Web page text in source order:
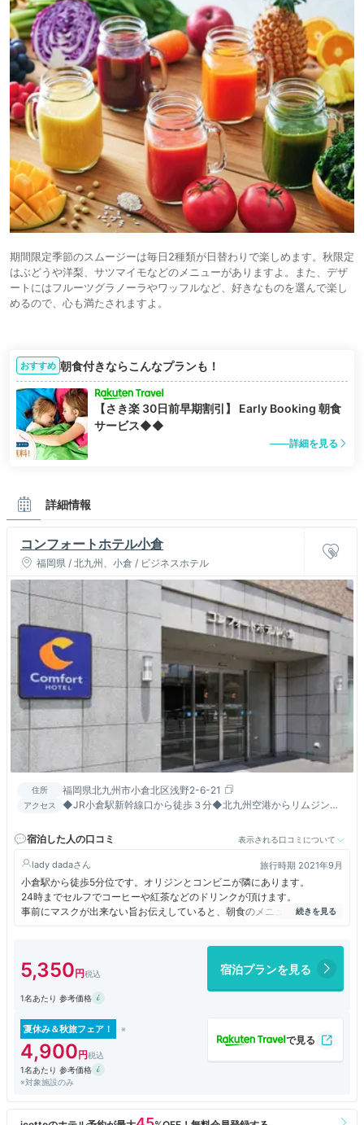
期間限定季節のスムージーは毎日2種類が日替わりで楽しめます。秋限定
はぶどうや洋梨、サツマイモなどのメニューがありますよ。また、デザ
ートにはフルーツグラノーラやワッフルなど、好きなものを選んで楽し
めるので、心も満たされますよ。
おすすめ 朝食付きならこんなプランも！
【さき楽 30日前早期割引】 Early Booking 朝食
サービス◆◆
詳細を見る
詳細情報
コンフォートホテル小倉
福岡県 / 北九州、小倉 / ビジネスホテル
住所 福岡県北九州市小倉北区浅野2-6-21
アクセス
◆JR小倉駅新幹線口から徒歩３分◆北九州空港からリムジンバ
宿泊した人の口コミ
表示される口コミについて
lady dada 旅行時期 2021年9月
小倉駅から徒歩5分位です。オリジンとコンビニが隣にあります。
24時までセルフでコーヒーや紅茶などのドリンクが頂けます。
事前にマスクが出来ない旨お伝えしていると、朝食のメニューを渡してく
れ、内線で欲しいメニューを伝えるとお弁当箱に詰めて、お部屋まで持っ
お部屋にはケトルやコップはありませんでした。
ベッドは寝心地が良かったです。
コスパはとても良いと思います！
5,350 宿泊プランを見る
1名あたり 参考価格
夏休み＆秋旅フェア！
4,900
1名あたり 参考価格
※対象施設のみ